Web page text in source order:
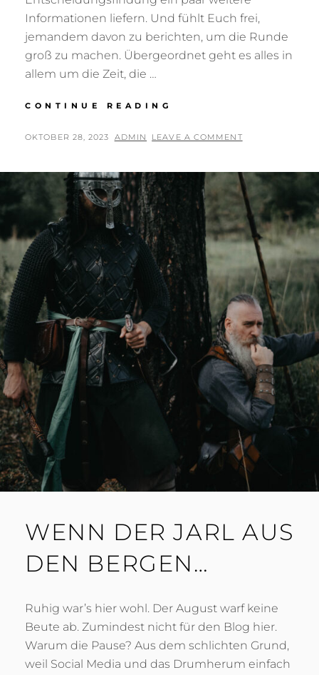
Informationen liefern. Und fühlt Euch frei,
jemandem davon zu berichten, um die Runde
groß zu machen. Übergeordnet geht es alles in
allem um die Zeit, die …
CONTINUE READING
2024
POSTED
OKTOBER 28, 2023 BY
ADMIN LEAVE A COMMENT
WENN DER JARL AUS
DEN BERGEN…
Ruhig war’s hier wohl. Der August warf keine
Beute ab. Zumindest nicht für den Blog hier.
Warum die Pause? Aus dem schlichten Grund,
weil Social Media und das Drumherum einfach